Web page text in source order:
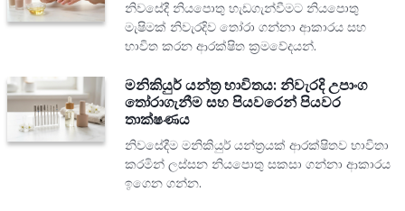
නිවසේදී නියපොතු හැඩගැන්වීමට නියපොතු
මැෂිමක් නිවැරදිව තෝරා ගන්නා ආකාරය සහ
භාවිත කරන ආරක්ෂිත ක්‍රමවේදයන්.
මනිකියුර් යන්ත්‍ර භාවිතය: නිවැරදි උපාංග
තෝරාගැනීම සහ පියවරෙන් පියවර
තාක්ෂණය
නිවසේදීම මනිකියුර් යන්ත්‍රයක් ආරක්ෂිතව භාවිතා
කරමින් ලස්සන නියපොතු සකසා ගන්නා ආකාරය
ඉගෙන ගන්න.